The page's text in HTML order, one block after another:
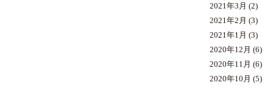
2021年3月 (2)
2021年2月 (3)
2021年1月 (3)
2020年12月 (6)
2020年11月 (6)
2020年10月 (5)